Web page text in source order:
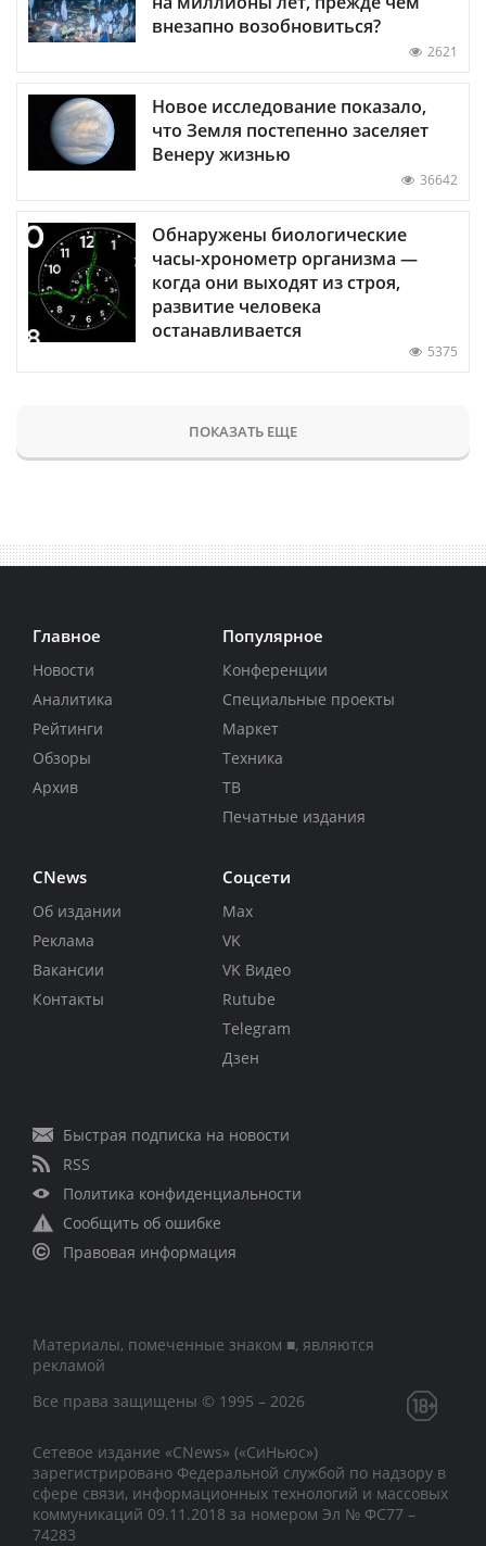
внезапно возобновиться?
2621
Новое исследование показало,
что Земля постепенно заселяет
Венеру жизнью
36642
Обнаружены биологические
часы-хронометр организма —
когда они выходят из строя,
развитие человека
останавливается
5375
ПОКАЗАТЬ ЕЩЕ
Главное
Новости
Аналитика
Рейтинги
Обзоры
Архив
Популярное
Конференции
Специальные проекты
Маркет
Техника
ТВ
Печатные издания
CNews
Об издании
Реклама
Вакансии
Контакты
Соцсети
Max
VK
VK Видео
Rutube
Telegram
Дзен
Быстрая подписка на новости
RSS
Политика конфиденциальности
Сообщить об ошибке
Правовая информация
Материалы, помеченные знаком ■, являются
рекламой
Все права защищены © 1995 – 2026
Сетевое издание «CNews» («СиНьюс»)
зарегистрировано Федеральной службой по надзору в
сфере связи, информационных технологий и массовых
коммуникаций 09.11.2018 за номером Эл № ФС77 –
74283